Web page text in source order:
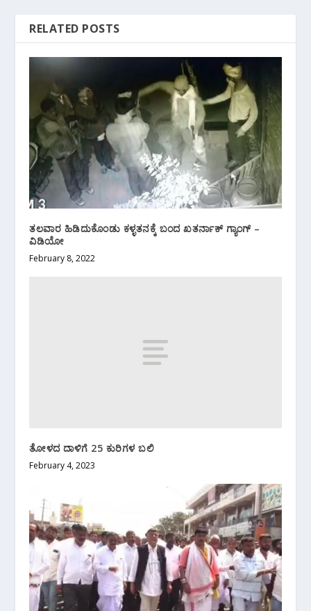
RELATED POSTS
ತಲವಾರ ಹಿಡಿದುಕೊಂಡು ಕಳ್ಳತನಕ್ಕೆ ಬಂದ ಖತರ್ನಾಕ್ ಗ್ಯಾಂಗ್ –
ವಿಡಿಯೋ
February 8, 2022
ತೋಳದ ದಾಳಿಗೆ 25 ಕುರಿಗಳ ಬಲಿ
February 4, 2023